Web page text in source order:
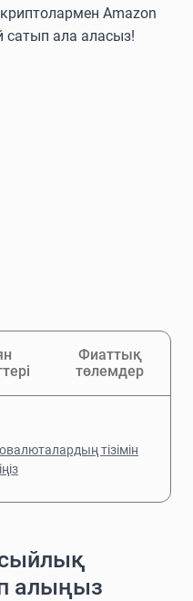
Amazon
ала аласыз!
Фиаттық
төлемдер
тізімін
алыңыз